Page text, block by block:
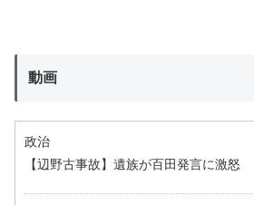
動画
政治
【辺野古事故】遺族が百田発言に激怒